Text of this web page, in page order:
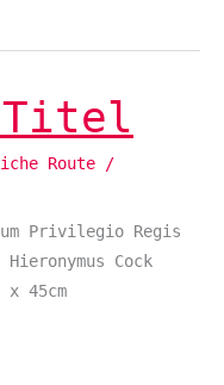
Route /
Privilegio Regis
Cock
45cm